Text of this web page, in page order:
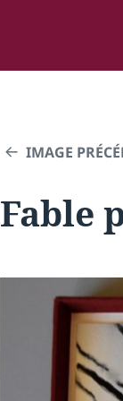
IMAGE
Fable